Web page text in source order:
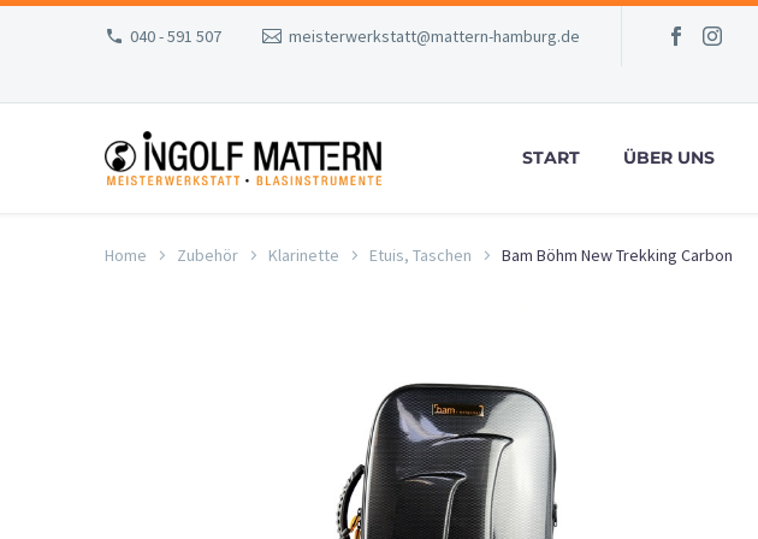
040 - 591 507
meisterwerkstatt@mattern-hamburg.de
START ÜBER UNS
Home Zubehör Klarinette Etuis, Taschen Bam Böhm New Trekking Carbon